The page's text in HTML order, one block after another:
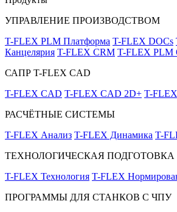
УПРАВЛЕНИЕ ПРОИЗВОДСТВОМ
T-FLEX PLM Платформа T-FLEX DOCs
Канцелярия T-FLEX CRM T-FLEX PLM
САПР T-FLEX CAD
T-FLEX CAD T-FLEX CAD 2D+ T-
РАСЧЁТНЫЕ СИСТЕМЫ
T-FLEX Анализ T-FLEX Динамика T-
ТЕХНОЛОГИЧЕСКАЯ ПОДГОТОВКА
T-FLEX Технология T-FLEX
ПРОГРАММЫ ДЛЯ СТАНКОВ С ЧПУ